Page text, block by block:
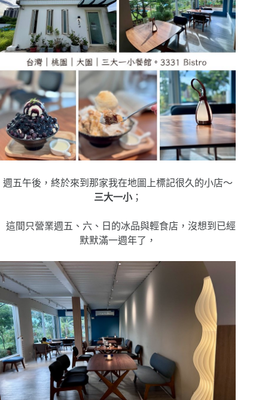
週五午後，終於來到那家我在地圖上標記很久的小店～
三大一小；
這間只營業週五、六、日的冰品與輕食店，沒想到已經
默默滿一週年了，